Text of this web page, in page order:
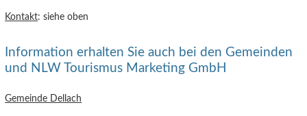
Kontakt: siehe oben
Information erhalten Sie auch bei den Gemeinden
und NLW Tourismus Marketing GmbH
Gemeinde Dellach